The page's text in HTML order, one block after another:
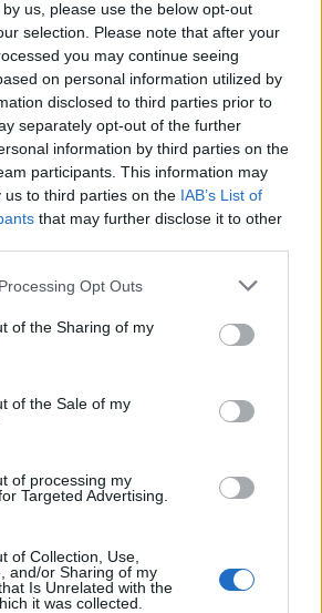
us, please use the below opt-out
selection. Please note that after your
you may continue seeing
on personal information utilized by
disclosed to third parties prior to
separately opt-out of the further
information by third parties on the
participants. This information may
us to third parties on the IAB’s List of
that may further disclose it to other
Opt Outs
of the Sharing of my
of the Sale of my
of processing my
Targeted Advertising.
of Collection, Use,
and/or Sharing of my
Is Unrelated with the
it was collected.